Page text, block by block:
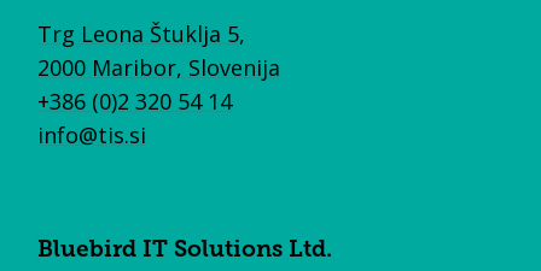
Trg Leona Štuklja 5,
2000 Maribor, Slovenija
+386 (0)2 320 54 14
info@tis.si
Bluebird IT Solutions Ltd.